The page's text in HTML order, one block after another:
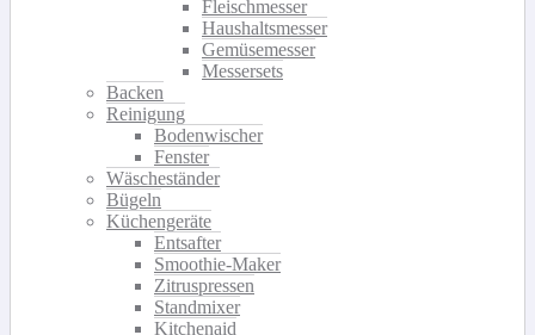
Fleischmesser
Haushaltsmesser
Gemüsemesser
Messersets
Backen
Reinigung
Bodenwischer
Fenster
Wäscheständer
Bügeln
Küchengeräte
Entsafter
Smoothie-Maker
Zitruspressen
Standmixer
Kitchenaid